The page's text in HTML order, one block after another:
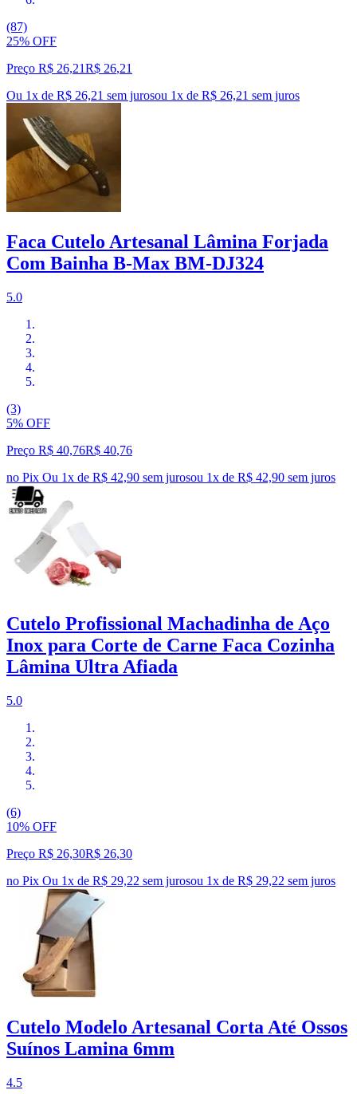
(87)
25% OFF
Preço R$ 26,21R$ 26,21
Ou 1x de R$ 26,21 sem jurosou 1x de R$ 26,21 sem juros
Faca Cutelo Artesanal Lâmina Forjada
Com Bainha B-Max BM-DJ324
5.0
(3)
5% OFF
Preço R$ 40,76R$ 40,76
no Pix Ou 1x de R$ 42,90 sem jurosou 1x de R$ 42,90 sem juros
Cutelo Profissional Machadinha de Aço
Inox para Corte de Carne Faca Cozinha
Lâmina Ultra Afiada
5.0
(6)
10% OFF
Preço R$ 26,30R$ 26,30
no Pix Ou 1x de R$ 29,22 sem jurosou 1x de R$ 29,22 sem juros
Cutelo Modelo Artesanal Corta Até Ossos
Suínos Lamina 6mm
4.5